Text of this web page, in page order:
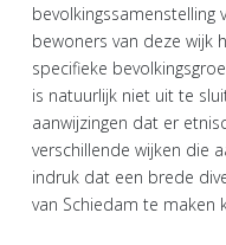
bevolkingssamenstelling
bewoners van deze wijk
specifieke
is natuurlijk niet uit te
aanwijzingen dat er
verschillende wijken die
indruk dat een brede
van Schiedam te maken